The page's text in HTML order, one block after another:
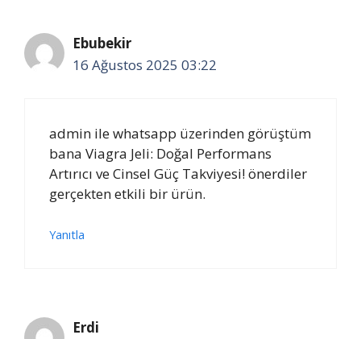
Ebubekir
16 Ağustos 2025 03:22
admin ile whatsapp üzerinden görüştüm
bana Viagra Jeli: Doğal Performans
Artırıcı ve Cinsel Güç Takviyesi! önerdiler
gerçekten etkili bir ürün.
Yanıtla
Erdi